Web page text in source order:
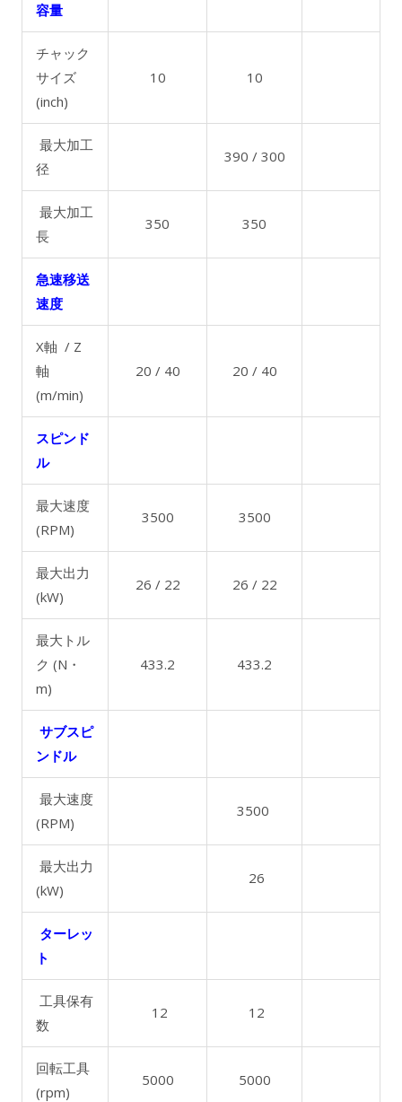
容量
チャック
サイズ
(inch)
10 10
最大加工
径
390 / 300
最大加工
長
350 350
急速移送
速度
X軸 / Z
軸
(m/min)
20 / 40 20 / 40
スピンド
ル
最大速度
(RPM)
3500 3500
最大出力
(kW)
26 / 22 26 / 22
最大トル
ク (N・
m)
433.2 433.2
サブスピ
ンドル
最大速度
(RPM)
3500
最大出力
(kW)
26
ターレッ
ト
工具保有
数
12 12
回転工具
(rpm)
5000 5000